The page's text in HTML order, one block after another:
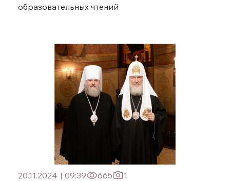
образовательных чтений
20.11.2024 | 09:39 665
1